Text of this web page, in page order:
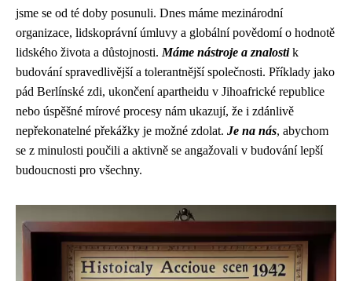
jsme se od té doby posunuli. Dnes máme mezinárodní
organizace, lidskoprávní úmluvy a globální povědomí o hodnotě
lidského života a důstojnosti. Máme nástroje a znalostik
budování spravedlivější a tolerantnější společnosti. Příklady jako
pád Berlínské zdi, ukončení apartheidu v Jihoafrické republice
nebo úspěšné mírové procesy nám ukazují, že i zdánlivě
nepřekonatelné překážky je možné zdolat. Je na nás, abychom
se z minulosti poučili a aktivně se angažovali v budování lepší
budoucnosti pro všechny.